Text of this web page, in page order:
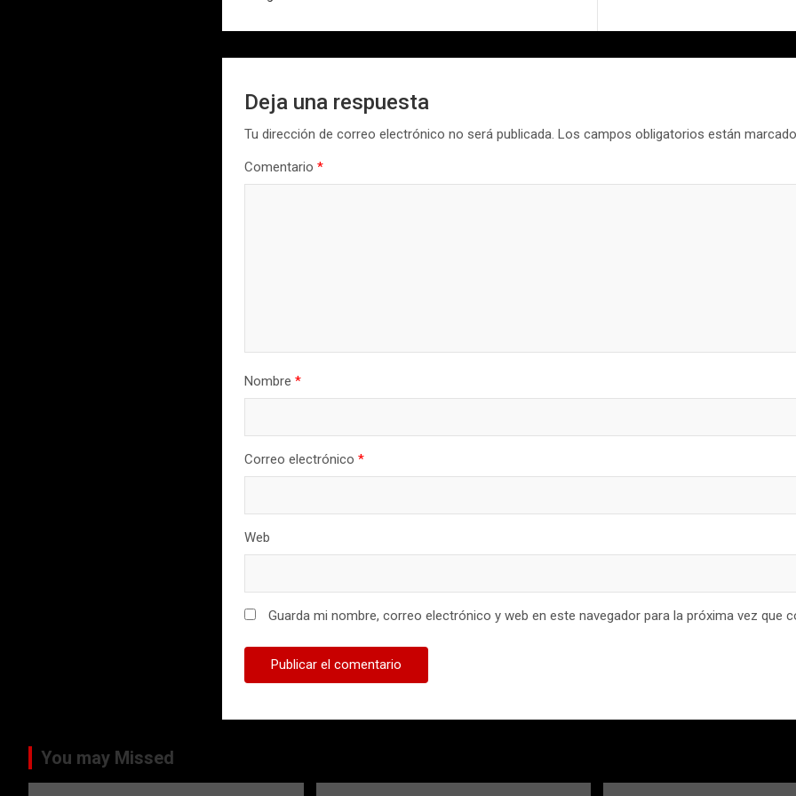
entradas
Deja una respuesta
Tu dirección de correo electrónico no será publicada. Los campos obligatorios están
Comentario*
Nombre*
Correo electrónico*
Web
Guarda mi nombre, correo electrónico y web en este navegador para la próxima vez que
You may Missed